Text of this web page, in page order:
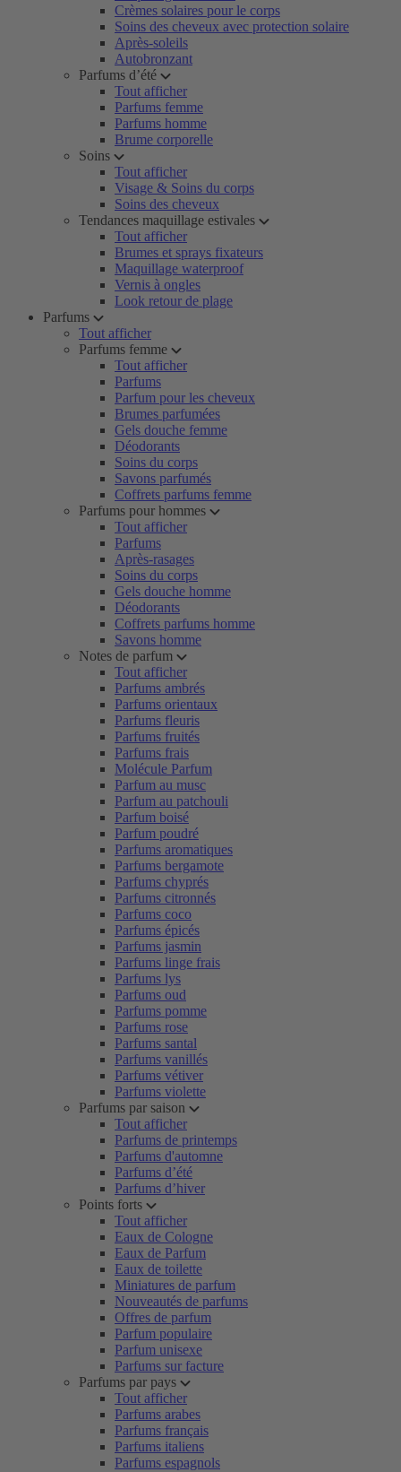
Crèmes solaires pour le corps
Soins des cheveux avec protection solaire
Après-soleils
Autobronzant
Parfums d’été
Tout afficher
Parfums femme
Parfums homme
Brume corporelle
Soins
Tout afficher
Visage & Soins du corps
Soins des cheveux
Tendances maquillage estivales
Tout afficher
Brumes et sprays fixateurs
Maquillage waterproof
Vernis à ongles
Look retour de plage
Parfums
Tout afficher
Parfums femme
Tout afficher
Parfums
Parfum pour les cheveux
Brumes parfumées
Gels douche femme
Déodorants
Soins du corps
Savons parfumés
Coffrets parfums femme
Parfums pour hommes
Tout afficher
Parfums
Après-rasages
Soins du corps
Gels douche homme
Déodorants
Coffrets parfums homme
Savons homme
Notes de parfum
Tout afficher
Parfums ambrés
Parfums orientaux
Parfums fleuris
Parfums fruités
Parfums frais
Molécule Parfum
Parfum au musc
Parfum au patchouli
Parfum boisé
Parfum poudré
Parfums aromatiques
Parfums bergamote
Parfums chyprés
Parfums citronnés
Parfums coco
Parfums épicés
Parfums jasmin
Parfums linge frais
Parfums lys
Parfums oud
Parfums pomme
Parfums rose
Parfums santal
Parfums vanillés
Parfums vétiver
Parfums violette
Parfums par saison
Tout afficher
Parfums de printemps
Parfums d'automne
Parfums d’été
Parfums d’hiver
Points forts
Tout afficher
Eaux de Cologne
Eaux de Parfum
Eaux de toilette
Miniatures de parfum
Nouveautés de parfums
Offres de parfum
Parfum populaire
Parfum unisexe
Parfums sur facture
Parfums par pays
Tout afficher
Parfums arabes
Parfums français
Parfums italiens
Parfums espagnols